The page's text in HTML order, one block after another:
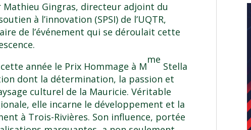
Gingras, directeur adjoint du
à l’innovation (SPSI) de l’UQTR,
de l’événement qui se déroulait cette
année le Prix Hommage à M
me
Stella
dont la détermination, la passion et
culturel de la Mauricie. Véritable
elle incarne le développement et la
à Trois-Rivières. Son influence, portée